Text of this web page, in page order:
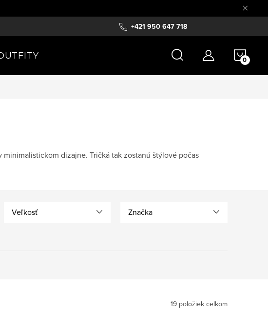
+421 950 647 718
dizajne. Tričká tak zostanú štýlové počas
Veľkosť Značka
19 položiek celkom